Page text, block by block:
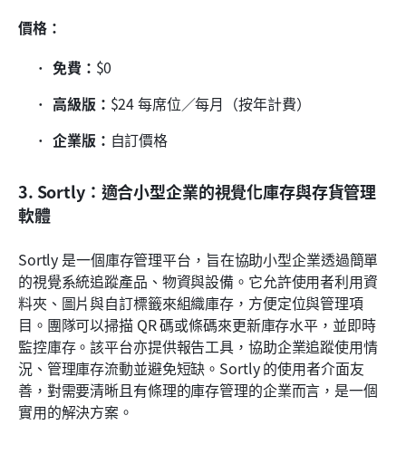
價格：
免費： $0
高級版： $24 每席位／每月（按年計費）
企業版： 自訂價格
3. Sortly：適合小型企業的視覺化庫存與存貨管理
軟體
Sortly 是一個庫存管理平台，旨在協助小型企業透過簡單
的視覺系統追蹤產品、物資與設備。它允許使用者利用資
料夾、圖片與自訂標籤來組織庫存，方便定位與管理項
目。團隊可以掃描 QR 碼或條碼來更新庫存水平，並即時
監控庫存。該平台亦提供報告工具，協助企業追蹤使用情
況、管理庫存流動並避免短缺。Sortly 的使用者介面友
善，對需要清晰且有條理的庫存管理的企業而言，是一個
實用的解決方案。